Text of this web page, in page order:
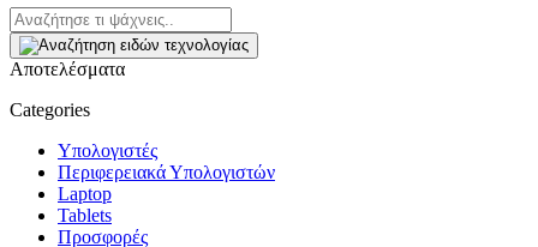
Αποτελέσματα
Categories
Υπολογιστές
Περιφερειακά Υπολογιστών
Laptop
Tablets
Προσφορές